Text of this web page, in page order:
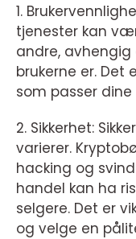
1.
tjenester kan
andre, avhengig
brukerne er. Det
som passer
2. Sikkerhet:
varierer.
hacking og
handel kan ha
selgere. Det er
og velge en